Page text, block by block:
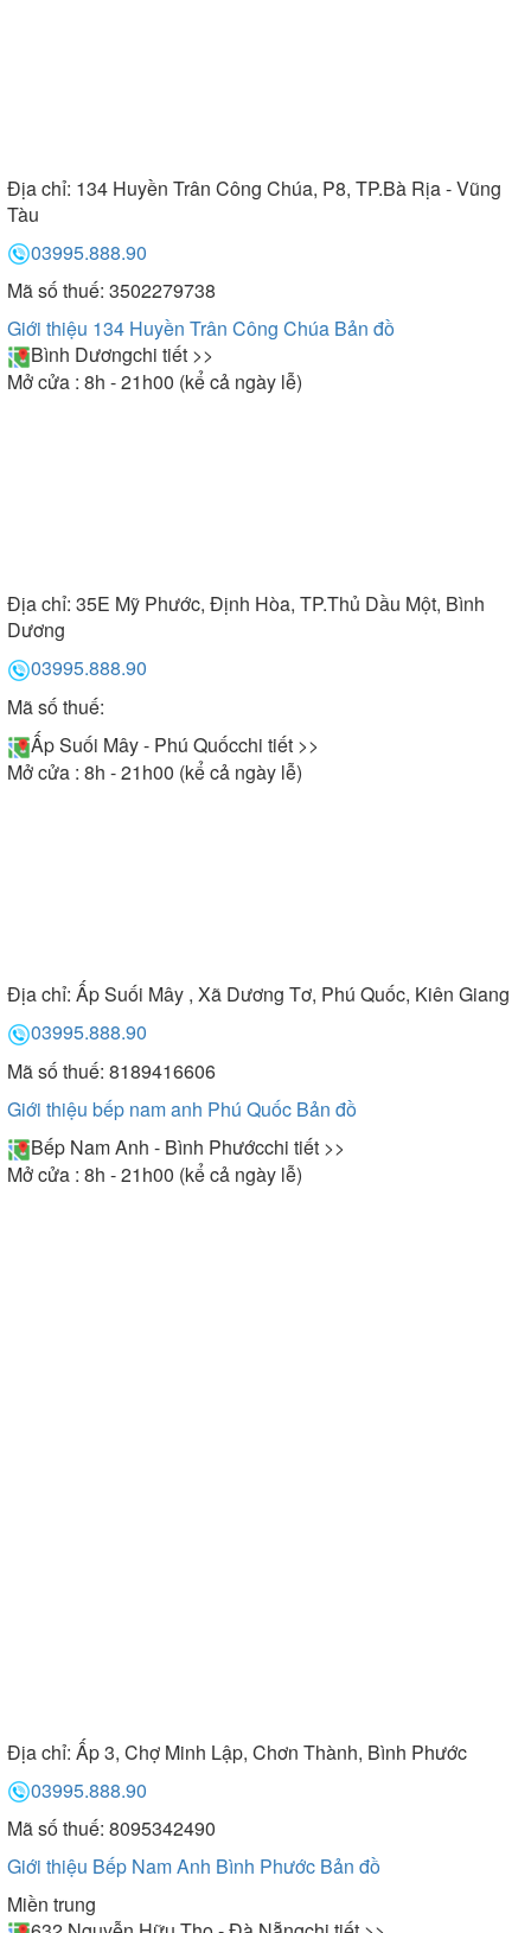
Địa chỉ: 134 Huyền Trân Công Chúa, P8, TP.Bà Rịa - Vũng
Tàu
03995.888.90
Mã số thuế: 3502279738
Giới thiệu 134 Huyền Trân Công Chúa Bản đồ
Bình Dươngchi tiết >>
Mở cửa : 8h - 21h00 (kể cả ngày lễ)
Địa chỉ: 35E Mỹ Phước, Định Hòa, TP.Thủ Dầu Một, Bình
Dương
03995.888.90
Mã số thuế:
Ấp Suối Mây - Phú Quốcchi tiết >>
Mở cửa : 8h - 21h00 (kể cả ngày lễ)
Địa chỉ: Ấp Suối Mây , Xã Dương Tơ, Phú Quốc, Kiên Giang
03995.888.90
Mã số thuế: 8189416606
Giới thiệu bếp nam anh Phú Quốc Bản đồ
Bếp Nam Anh - Bình Phướcchi tiết >>
Mở cửa : 8h - 21h00 (kể cả ngày lễ)
Địa chỉ: Ấp 3, Chợ Minh Lập, Chơn Thành, Bình Phước
03995.888.90
Mã số thuế: 8095342490
Giới thiệu Bếp Nam Anh Bình Phước Bản đồ
Miền trung